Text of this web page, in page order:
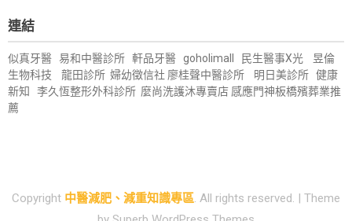
連結
似真牙醫 易和中醫診所 軒品牙醫 goholimall 民生醫事X光
昱倫
生物科技
龍田診所 婦幼徵信社 廖桂聲中醫診所 明日美診所 健康
新知
李久恆整形外科診所 麼尚洗護沐專賣店 感應門神板橋殯葬業推
薦
Copyright 中醫減肥、減重知識專區 . All rights reserved. | Theme